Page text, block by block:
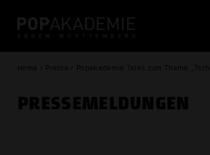
Home / Presse / Popakademie Talks zum Thema
PRESSE­MELDUNGEN